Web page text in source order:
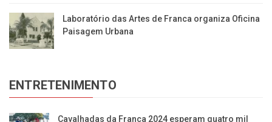
Laboratório das Artes de Franca organiza Oficina
Paisagem Urbana
ENTRETENIMENTO
Cavalhadas da Franca 2024 esperam quatro mil